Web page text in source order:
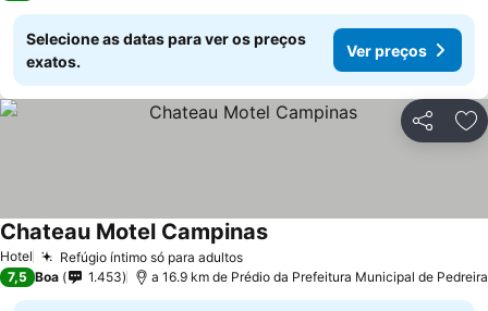
Selecione as datas para ver os preços
exatos.
Ver preços
Partilhar
Hotel Refúgio íntimo só para adultos
Chateau Motel Campinas
7,5 Boa 1.453 a 16.9 km de Prédio da Prefeitura Municipal de Pedreira